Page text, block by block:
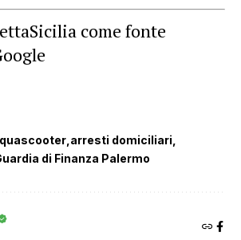
come fonte
arresti domiciliari
di Finanza Palermo